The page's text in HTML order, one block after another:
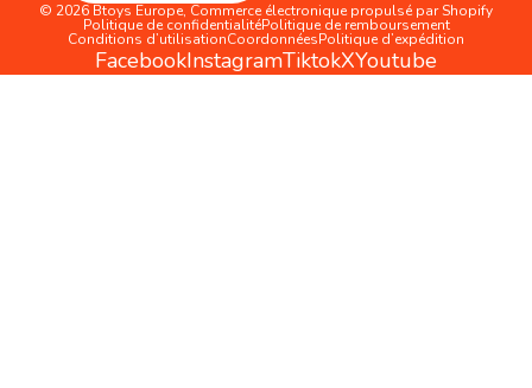
© 2026 Btoys Europe, Commerce électronique propulsé par Shopify
Politique de confidentialitéPolitique de remboursement
Conditions d’utilisationCoordonnéesPolitique d’expédition
FacebookInstagramTiktokXYoutube